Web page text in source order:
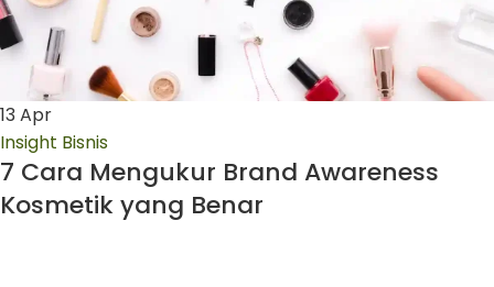
13 Apr
Insight Bisnis
7 Cara Mengukur Brand Awareness
Kosmetik yang Benar